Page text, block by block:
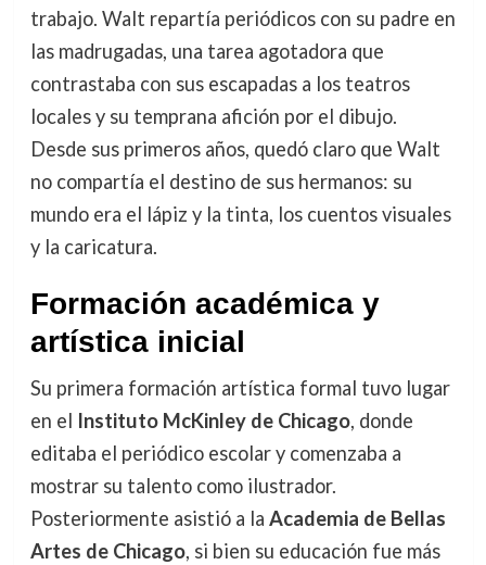
trabajo. Walt repartía periódicos con su padre en
las madrugadas, una tarea agotadora que
contrastaba con sus escapadas a los teatros
locales y su temprana afición por el dibujo.
Desde sus primeros años, quedó claro que Walt
no compartía el destino de sus hermanos: su
mundo era el lápiz y la tinta, los cuentos visuales
y la caricatura.
Formación académica y
artística inicial
Su primera formación artística formal tuvo lugar
en el Instituto McKinley de Chicago, donde
editaba el periódico escolar y comenzaba a
mostrar su talento como ilustrador.
Posteriormente asistió a la Academia de Bellas
Artes de Chicago, si bien su educación fue más